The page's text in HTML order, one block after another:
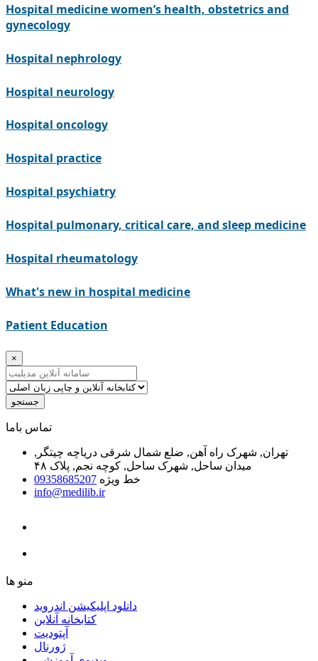
Hospital medicine women’s health, obstetrics and
gynecology
Hospital nephrology
Hospital neurology
Hospital oncology
Hospital practice
Hospital psychiatry
Hospital pulmonary, critical care, and sleep medicine
Hospital rheumatology
What's new in hospital medicine
Patient Education
×
جستجو
ﺗﻤﺎﺱ ﺑﺎﻣﺎ
تهران, شهرک راه آهن, ضلع شمال شرقی دریاچه چیتگر,
میدان ساحل, شهرک ساحل, کوچه نجم, پلاک ۴۸
خط ویژه 09358685207
info@medilib.ir
ﻣﻨﻮ ﻫﺎ
دانلود اپلیکیشن اندروید
ﮐﺘﺎﺑﺨﺎﻧﻪ ﺁﻧﻼﯾﻦ
ﺁﭘﺘﻮﺩﯾﺖ
ﮊﻭﺭﻧﺎﻝ